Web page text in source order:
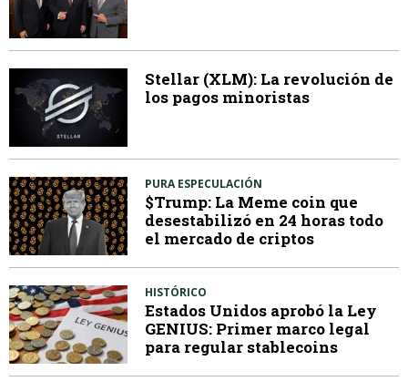
Stellar (XLM): La revolución de
los pagos minoristas
PURA ESPECULACIÓN
$Trump: La Meme coin que
desestabilizó en 24 horas todo
el mercado de criptos
HISTÓRICO
Estados Unidos aprobó la Ley
GENIUS: Primer marco legal
para regular stablecoins